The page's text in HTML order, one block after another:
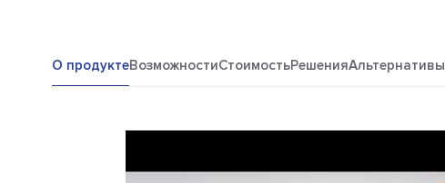
О продуктеВозможностиСтоимостьРешенияАльтернативы